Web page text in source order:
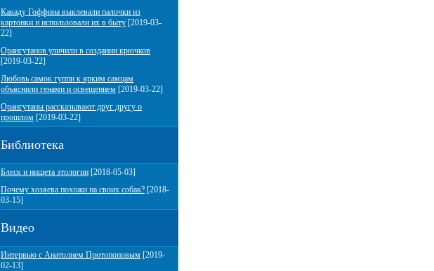
Какаду Гоффина выклевали палочки из
картонки и использовали их в быту [2019-03-
22]
Орангутанов уличили в создании крючков
[2019-03-22]
Любовь самок гуппи к ярким самцам
объяснили генами и освещением [2019-03-22]
Орангутаны рассказывают друг другу о
прошлом [2019-03-22]
Библиотека
Блеск и нищета этологии [2018-05-03]
Почему хозяева похожи на своих собак? [2018-
03-15]
Видео
Интервью с Анатолием Протопоповым [2019-
02-13]